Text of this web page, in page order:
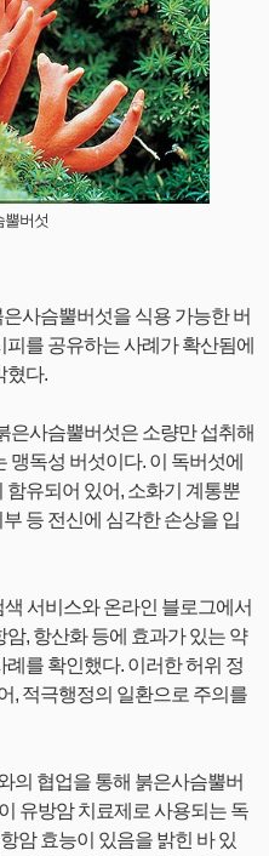
뿔버섯
사슴뿔버섯을 식용 가능한 버
를 공유하는 사례가 확산됨에
혔다.
은사슴뿔버섯은 소량만 섭취해
맹독성 버섯이다. 이 독버섯에
유되어 있어, 소화기 계통뿐
등 전신에 심각한 손상을 입
서비스와 온라인 블로그에서
, 항산화 등에 효과가 있는 약
를 확인했다. 이러한 허위 정
, 적극행정의 일환으로 주의를
의 협업을 통해 붉은사슴뿔버
유방암 치료제로 사용되는 독
암 효능이 있음을 밝힌 바 있